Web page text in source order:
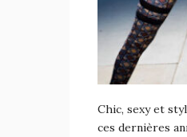
Chic, sexy et
ces dernières